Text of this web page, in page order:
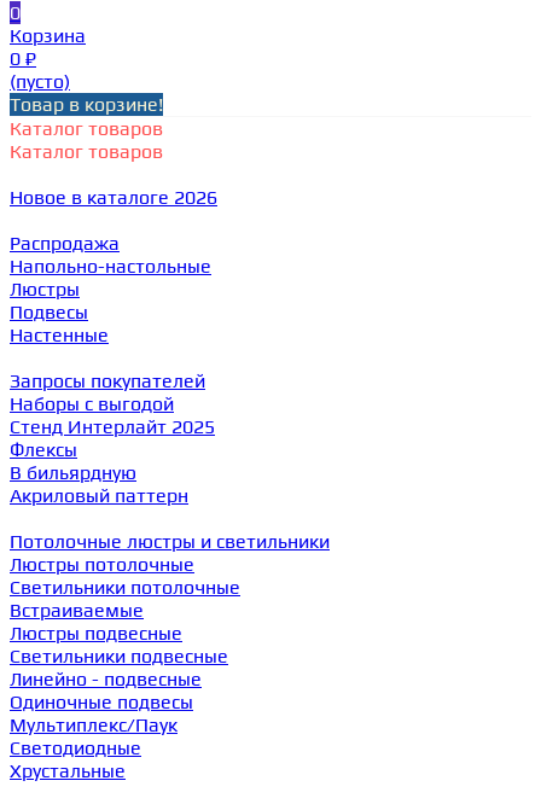
0
Корзина
0 ₽
(пусто)
Товар в корзине!
Каталог товаров
Каталог товаров
Новое в каталоге 2026
Распродажа
Напольно-настольные
Люстры
Подвесы
Настенные
Запросы покупателей
Наборы с выгодой
Стенд Интерлайт 2025
Флексы
В бильярдную
Акриловый паттерн
Потолочные люстры и светильники
Люстры потолочные
Светильники потолочные
Встраиваемые
Люстры подвесные
Светильники подвесные
Линейно - подвесные
Одиночные подвесы
Мультиплекс/Паук
Светодиодные
Хрустальные